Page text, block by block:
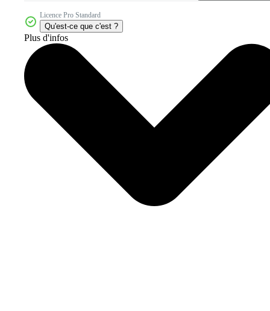
Licence Pro Standard
Qu'est-ce que c'est ?
Plus d'infos